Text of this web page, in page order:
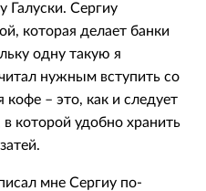
Галуски. Сергиу
которая делает банки
одну такую я
нужным вступить со
кофе – это, как и следует
в которой удобно хранить
мне Сергиу по-